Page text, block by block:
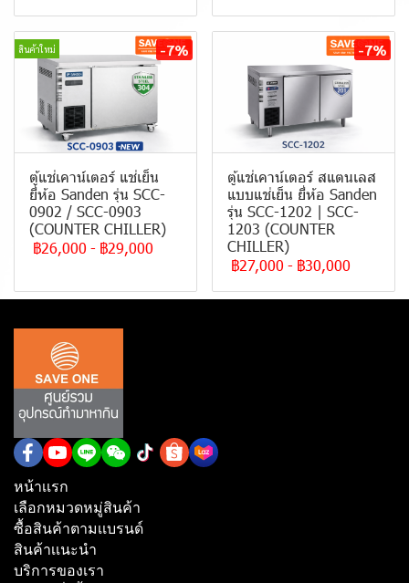
สินค้าใหม่ -7%
ตู้แช่เคาน์เตอร์ แช่เย็น
ยี่ห้อ Sanden รุ่น SCC-
0902 / SCC-0903
(COUNTER CHILLER)
฿26,000 - ฿29,000
-7%
ตู้แช่เคาน์เตอร์ สแตนเลส
แบบแช่เย็น ยี่ห้อ Sanden
รุ่น SCC-1202 | SCC-
1203 (COUNTER
CHILLER)
฿27,000 - ฿30,000
หน้าเเรก
เลือกหมวดหมู่สินค้า
ซื้อสินค้าตามเเบรนด์
สินค้าเเนะนำ
บริการของเรา